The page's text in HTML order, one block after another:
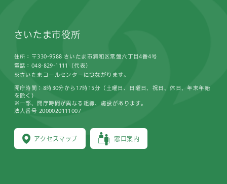
さいたま市役所
住所：〒330-9588 さいたま市浦和区常盤六丁目4番4号
電話：048-829-1111（代表）
※さいたまコールセンターにつながります。
アクセスマップ 窓口案内
開庁時間：8時30分から17時15分（土曜日、日曜日、祝日、休日、年末年始
を除く）
※一部、開庁時間が異なる組織、施設があります。
法人番号 2000020111007